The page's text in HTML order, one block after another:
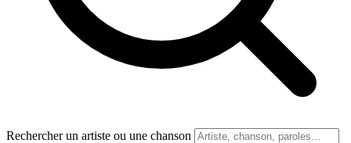
Rechercher un artiste ou une chanson